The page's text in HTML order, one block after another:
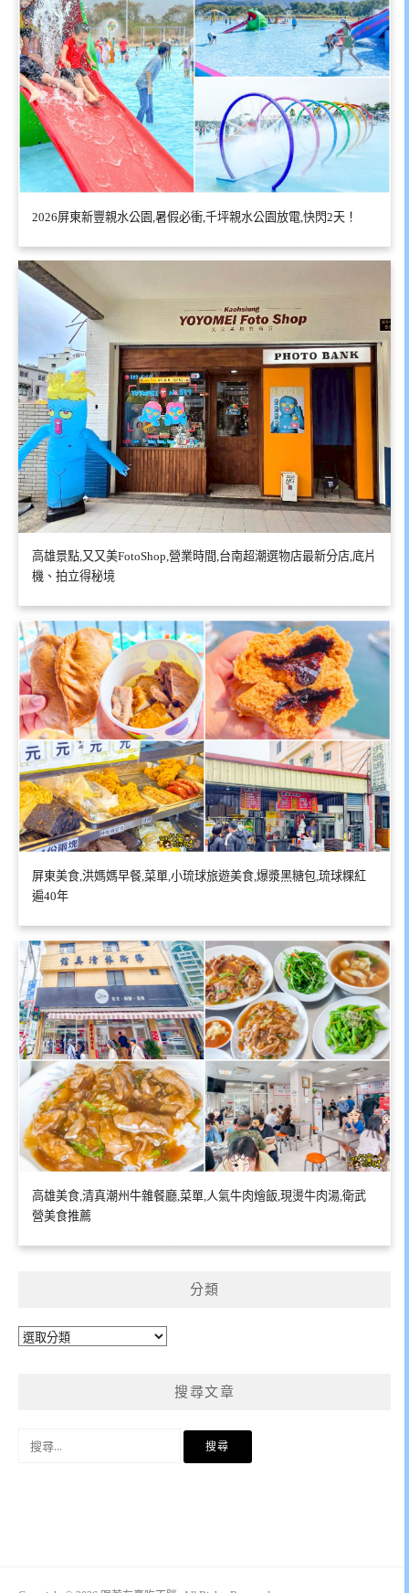
2026屏東新豐親水公園,暑假必衝,千坪親水公園放電,快閃2天！
高雄景點,又又美FotoShop,營業時間,台南超潮選物店最新分店,底片
機、拍立得秘境
屏東美食,洪媽媽早餐,菜單,小琉球旅遊美食,爆漿黑糖包,琉球粿紅
遍40年
高雄美食,清真潮州牛雜餐廳,菜單,人氣牛肉燴飯,現燙牛肉湯,衛武
營美食推薦
分類
分
搜尋文章